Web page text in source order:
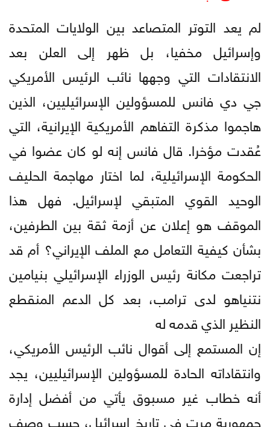
لم يعد التوتر المتصاعد بين الولايات المتحدة
وإسرائيل مخفيا، بل ظهر إلى العلن بعد
الانتقادات التي وجهها نائب الرئيس الأمريكي
جي دي فانس للمسؤولين الإسرائيليين، الذين
هاجموا مذكرة التفاهم الأمريكية الإيرانية، التي
عُقدت مؤخرا. قال فانس إنه لو كان عضوا في
الحكومة الإسرائيلية، لما اختار مهاجمة الحليف
الوحيد القوي المتبقي لإسرائيل. فهل هذا
الموقف هو إعلان عن أزمة ثقة بين الطرفين،
بشأن كيفية التعامل مع الملف الإيراني؟ أم قد
تراجعت مكانة رئيس الوزراء الإسرائيلي بنيامين
نتنياهو لدى ترامب، بعد كل الدعم المنقطع
النظير الذي قدمه له
إن المستمع إلى أقوال نائب الرئيس الأمريكي،
وانتقاداته الحادة للمسؤولين الإسرائيليين، يجد
أنه خطاب غير مسبوق يأتي من أفضل إدارة
جمهورية مرت في تاريخ إسرائيل، حسب وصف